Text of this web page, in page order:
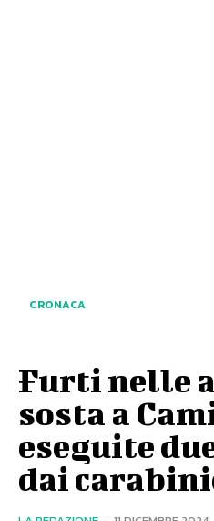
CRONACA
Furti nelle
sosta a
eseguite
dai